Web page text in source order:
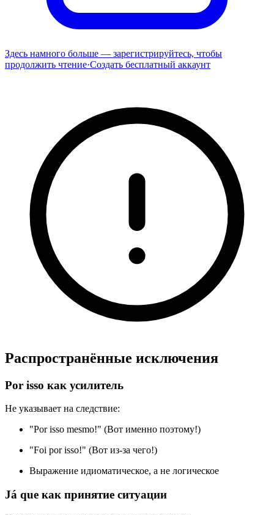
Здесь намного больше — зарегистрируйтесь, чтобы
продолжить чтение·Создать бесплатный аккаунт
Распространённые исключения
Por isso как усилитель
Не указывает на следствие:
"Por isso mesmo!" (Вот именно поэтому!)
"Foi por isso!" (Вот из-за чего!)
Выражение идиоматическое, а не логическое
Já que как принятие ситуации